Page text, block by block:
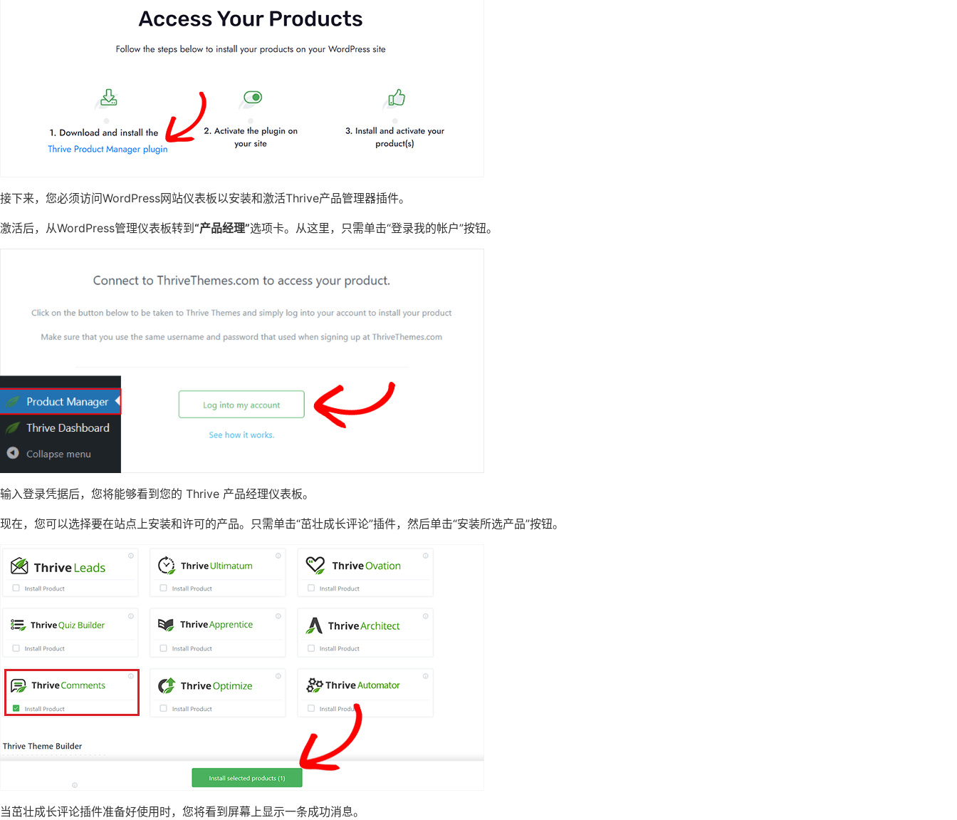
接下来，您必须访问WordPress网站仪表板以安装和激活Thrive产品管理器插件。
激活后，从WordPress管理仪表板转到 “产品经理”选项卡。从这里，只需单击“登录我的帐户”按钮。
输入登录凭据后，您将能够看到您的 Thrive 产品经理仪表板。
现在，您可以选择要在站点上安装和许可的产品。只需单击“茁壮成长评论”插件，然后单击“安装所选产品”按钮。
当茁壮成长评论插件准备好使用时，您将看到屏幕上显示一条成功消息。